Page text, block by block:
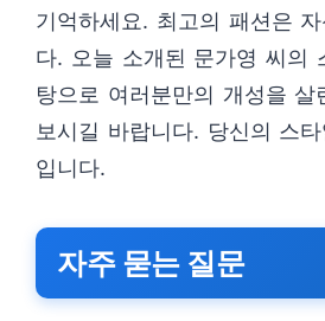
기억하세요. 최고의 패션은
다. 오늘 소개된 문가영 씨의
탕으로 여러분만의 개성을 살
보시길 바랍니다. 당신의 스
입니다.
자주 묻는 질문